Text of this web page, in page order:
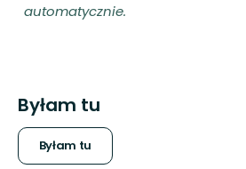
automatycznie.
Byłam tu
Byłam tu